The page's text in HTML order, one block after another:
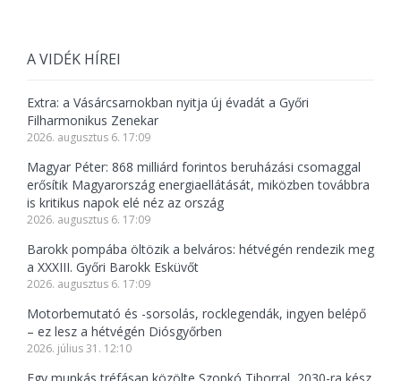
A VIDÉK HÍREI
Extra: a Vásárcsarnokban nyitja új évadát a Győri
Filharmonikus Zenekar
2026. augusztus 6. 17:09
Magyar Péter: 868 milliárd forintos beruházási csomaggal
erősítik Magyarország energiaellátását, miközben továbbra
is kritikus napok elé néz az ország
2026. augusztus 6. 17:09
Barokk pompába öltözik a belváros: hétvégén rendezik meg
a XXXIII. Győri Barokk Esküvőt
2026. augusztus 6. 17:09
Motorbemutató és -sorsolás, rocklegendák, ingyen belépő
– ez lesz a hétvégén Diósgyőrben
2026. július 31. 12:10